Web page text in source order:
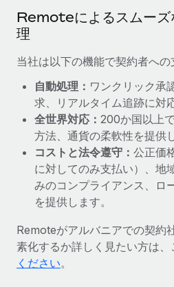
Remoteによるスムーズ
理
当社は以下の機能で契約者への
自動処理： ワンクリック承
求、リアルタイム追跡に対
全世界対応： 200か国以上
方法、通貨の柔軟性を提供
コストと法令遵守： 公正価
に対してのみ支払い）、地
みのコンプライアンス、ロ
を提供します。
Remoteがアルバニアでの契約
素化するか詳しく見たい方は、
ください。